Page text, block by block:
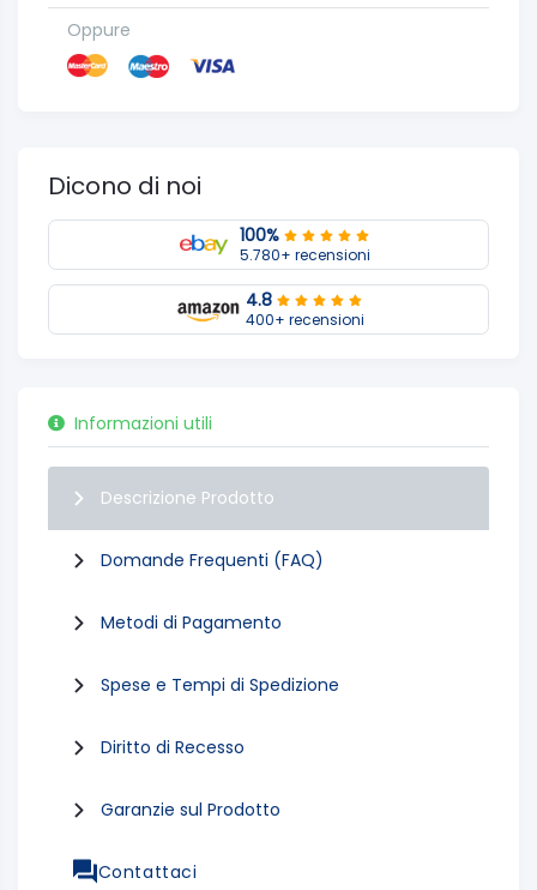
Oppure
Dicono di noi
100%
5.780+ recensioni
4.8
400+ recensioni
Informazioni utili
Descrizione Prodotto
Domande Frequenti (FAQ)
Metodi di Pagamento
Spese e Tempi di Spedizione
Diritto di Recesso
Garanzie sul Prodotto
Contattaci